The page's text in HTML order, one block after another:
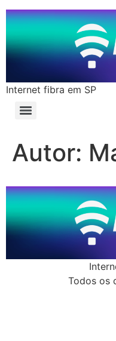
Internet fibra em SP
Autor:
Todos os